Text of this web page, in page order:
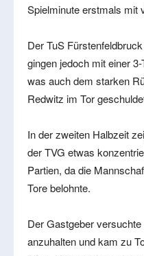
Spielminute erstmals mit
Der TuS
gingen jedoch mit einer
was auch dem starken
Redwitz im Tor
In der zweiten Halbzeit
der TVG etwas
Partien, da die
Tore belohnte.
Der Gastgeber
anzuhalten und kam zu